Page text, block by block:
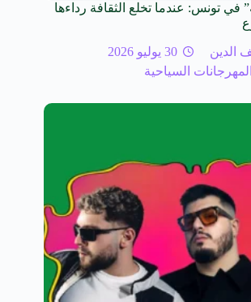
في تونس: عندما تخلع الثقافة رداءها
الدين
30 يوليو 2026
السياحية